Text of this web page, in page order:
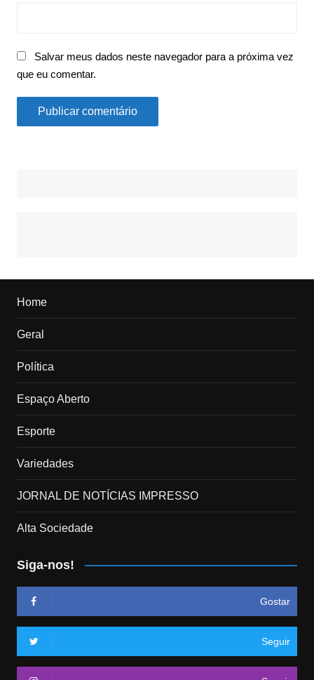
Salvar meus dados neste navegador para a próxima vez
que eu comentar.
Home
Geral
Política
Espaço Aberto
Esporte
Variedades
JORNAL DE NOTÍCIAS IMPRESSO
Alta Sociedade
Siga-nos!
Gostar
Seguir